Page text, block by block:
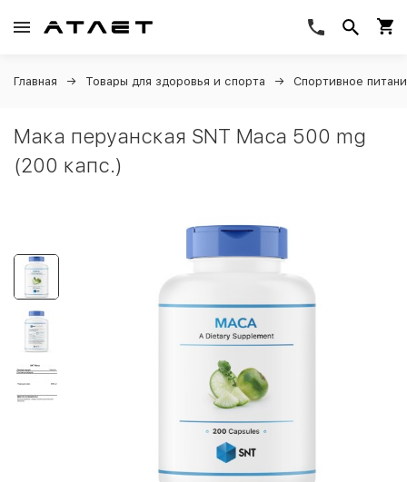
Главная Товары для здоровья и спорта Спортивное
Мака перуанская SNT Maca 500 mg
(200 капс.)